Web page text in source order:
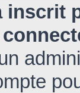
inscrit